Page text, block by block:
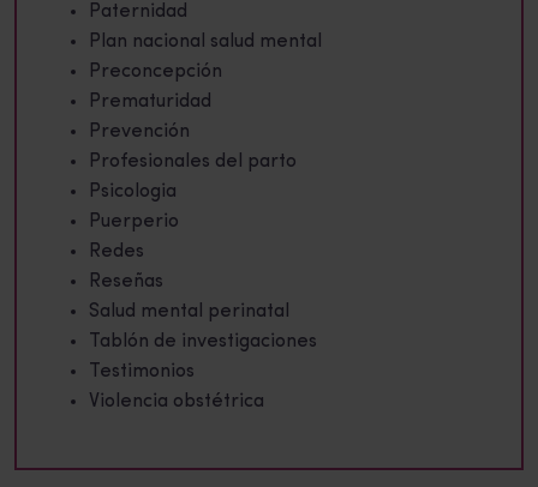
Paternidad
Plan nacional salud mental
Preconcepción
Prematuridad
Prevención
Profesionales del parto
Psicologia
Puerperio
Redes
Reseñas
Salud mental perinatal
Tablón de investigaciones
Testimonios
Violencia obstétrica